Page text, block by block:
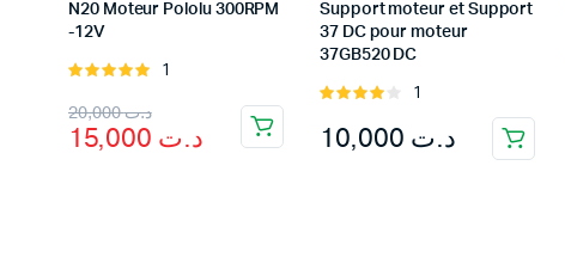
N20 Moteur Pololu 300RPM
-12V
Rated
5
1
د.ت20,000
Original
price
د.ت
Current
price
Support moteur et Support
37 DC pour moteur
37GB520 DC
Rated
of 5
1
د.ت